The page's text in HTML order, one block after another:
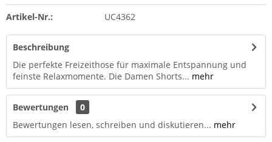
Artikel-Nr.: UC4362
Beschreibung
Die perfekte Freizeithose für maximale Entspannung und
feinste Relaxmomente. Die Damen Shorts... mehr
Bewertungen
0
Bewertungen lesen, schreiben und diskutieren... mehr